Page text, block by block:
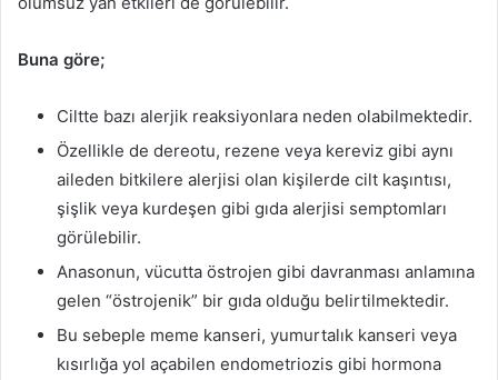
Buna göre;
Ciltte bazı alerjik reaksiyonlara neden olabilmektedir.
Özellikle de dereotu, rezene veya kereviz gibi aynı
aileden bitkilere alerjisi olan kişilerde cilt kaşıntısı,
şişlik veya kurdeşen gibi gıda alerjisi semptomları
görülebilir.
Anasonun, vücutta östrojen gibi davranması anlamına
gelen “östrojenik” bir gıda olduğu belirtilmektedir.
Bu sebeple meme kanseri, yumurtalık kanseri veya
kısırlığa yol açabilen endometriozis gibi hormona